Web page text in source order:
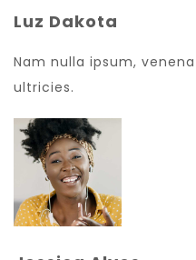
Luz Dakota
Nam nulla ipsum,
ultricies.